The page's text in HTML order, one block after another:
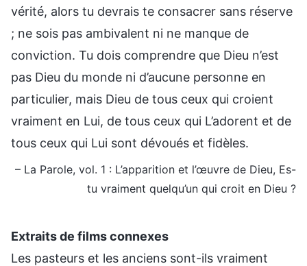
vérité, alors tu devrais te consacrer sans réserve
; ne sois pas ambivalent ni ne manque de
conviction. Tu dois comprendre que Dieu n’est
pas Dieu du monde ni d’aucune personne en
particulier, mais Dieu de tous ceux qui croient
vraiment en Lui, de tous ceux qui L’adorent et de
tous ceux qui Lui sont dévoués et fidèles.
– La Parole, vol. 1 : L’apparition et l’œuvre de Dieu, Es-
tu vraiment quelqu’un qui croit en Dieu ?
Extraits de films connexes
Les pasteurs et les anciens sont-ils vraiment